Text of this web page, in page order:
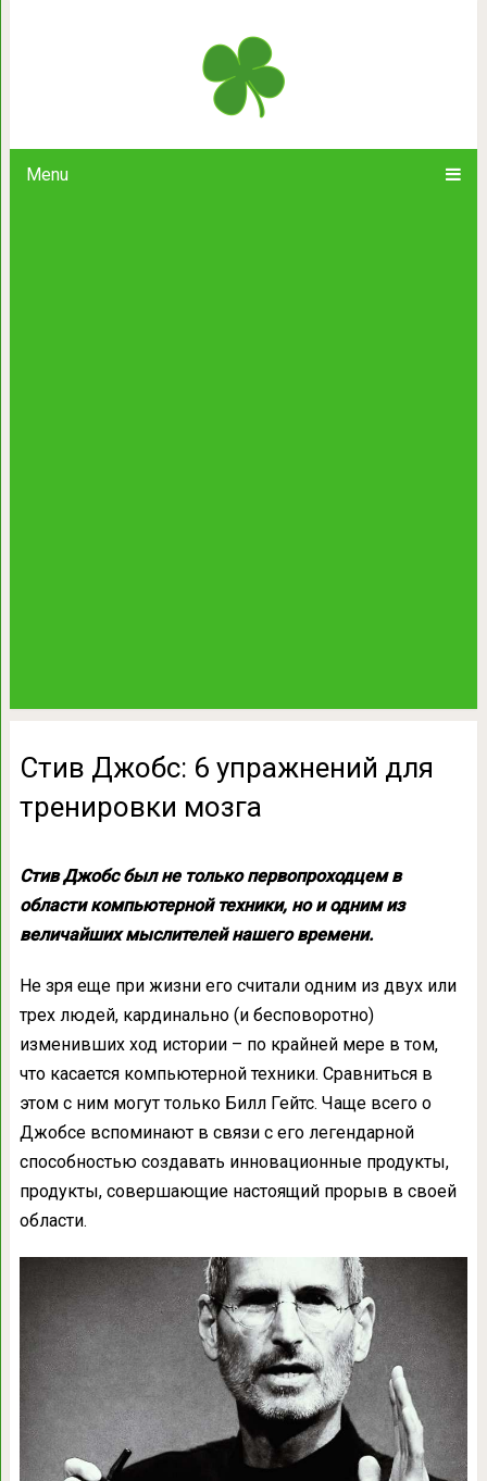
Menu
Стив Джобс: 6 упражнений
Стив Джобс: 6 упражнений для
тренировки мозга
Стив Джобс был не только первопроходцем в
области компьютерной техники, но и одним из
величайших мыслителей нашего времени.
Не зря еще при жизни его считали одним из двух или
трех людей, кардинально (и бесповоротно)
изменивших ход истории – по крайней мере в том,
что касается компьютерной техники. Сравниться в
этом с ним могут только Билл Гейтс. Чаще всего о
Джобсе вспоминают в связи с его легендарной
способностью создавать инновационные продукты,
продукты, совершающие настоящий прорыв в своей
области.